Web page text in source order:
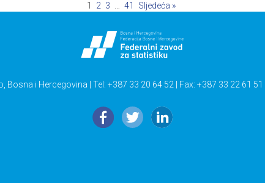
1 2 3 … 41 Sljedeća »
Bosna i Hercegovina | Tel: +387 33 20 64 52 | Fax: +387 33 22 61 51